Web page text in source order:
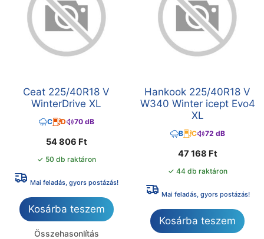
Ceat 225/40R18 V
WinterDrive XL
C D 70 dB
54 806 Ft
✓ 50 db raktáron
Mai feladás, gyors postázás!
Kosárba teszem
Összehasonlítás
Hankook 225/40R18 V
W340 Winter icept Evo4
XL
B C 72 dB
47 168 Ft
✓ 44 db raktáron
Mai feladás, gyors postázás!
Kosárba teszem